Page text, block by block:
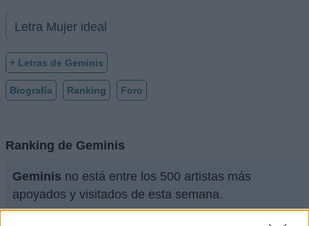
Letra Mujer ideal
+ Letras de Geminis
Biografía Ranking Foro
Ranking de Geminis
Geminis no está entre los 500 artistas más
apoyados y visitados de esta semana.